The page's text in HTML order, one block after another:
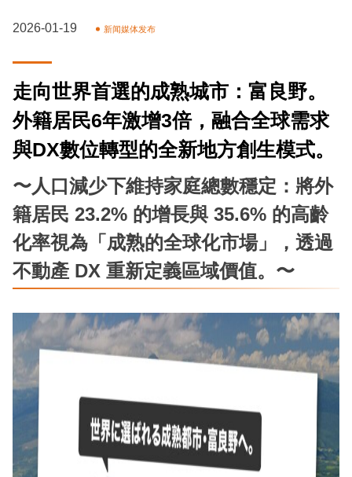
2026-01-19 新闻媒体发布
走向世界首選的成熟城市：富良野。
外籍居民6年激增3倍，融合全球需求
與DX數位轉型的全新地方創生模式。
〜人口減少下維持家庭總數穩定：將外
籍居民 23.2% 的增長與 35.6% 的高齡
化率視為「成熟的全球化市場」，透過
不動產 DX 重新定義區域價值。〜